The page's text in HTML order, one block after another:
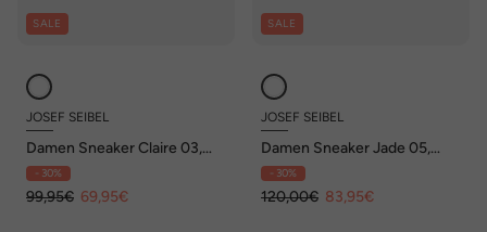
SALE
JOSEF SEIBEL
Damen Sneaker Claire 03,
weiss
- 30%
99,95€ 69,95€
SALE
JOSEF SEIBEL
Damen Sneaker Jade 05,
weiss
- 30%
120,00€ 83,95€